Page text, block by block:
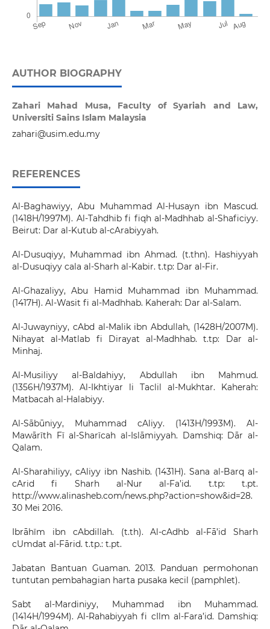
AUTHOR BIOGRAPHY
Zahari Mahad Musa, Faculty of Syariah and Law,
Universiti Sains Islam Malaysia
zahari@usim.edu.my
REFERENCES
Al-Baghawiyy, Abu Muhammad Al-Husayn ibn Mascud.
(1418H/1997M). Al-Tahdhib fi fiqh al-Madhhab al-Shaficiyy.
Beirut: Dar al-Kutub al-cArabiyyah.
Al-Dusuqiyy, Muhammad ibn Ahmad. (t.thn). Hashiyyah
al-Dusuqiyy cala al-Sharh al-Kabir. t.tp: Dar al-Fir.
Al-Ghazaliyy, Abu Hamid Muhammad ibn Muhammad.
(1417H). Al-Wasit fi al-Madhhab. Kaherah: Dar al-Salam.
Al-Juwayniyy, cAbd al-Malik ibn Abdullah, (1428H/2007M).
Nihayat al-Matlab fi Dirayat al-Madhhab. t.tp: Dar al-
Minhaj.
Al-Musiliyy al-Baldahiyy, Abdullah ibn Mahmud.
(1356H/1937M). Al-Ikhtiyar li Taclil al-Mukhtar. Kaherah:
Matbacah al-Halabiyy.
Al-Sābūniyy, Muhammad cAliyy. (1413H/1993M). Al-
Mawārīth Fī al-Sharīcah al-Islāmiyyah. Damshiq: Dār al-
Qalam.
Al-Sharahiliyy, cAliyy ibn Nashib. (1431H). Sana al-Barq al-
cArid fi Sharh al-Nur al-Fa’id. t.tp: t.pt.
http://www.alinasheb.com/news.php?action=show&id=28.
30 Mei 2016.
Ibrāhīm ibn cAbdillah. (t.th). Al-cAdhb al-Fā’id Sharh
cUmdat al-Fārid. t.tp.: t.pt.
Jabatan Bantuan Guaman. 2013. Panduan permohonan
tuntutan pembahagian harta pusaka kecil (pamphlet).
Sabt al-Mardiniyy, Muhammad ibn Muhammad.
(1414H/1994M). Al-Rahabiyyah fi cIlm al-Fara’id. Damshiq: